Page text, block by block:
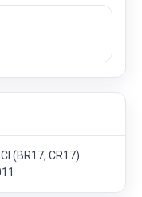
(BR17, CR17).